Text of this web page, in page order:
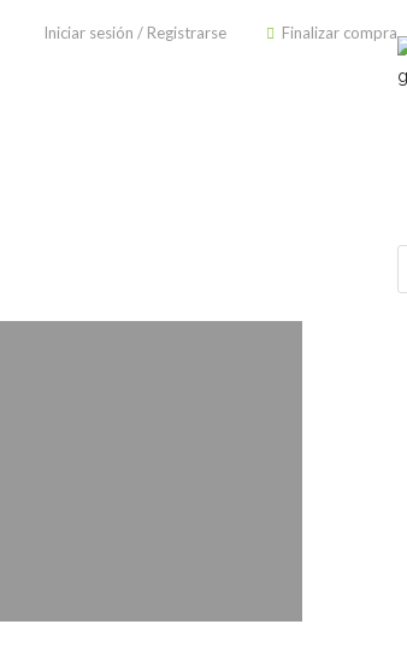
Iniciar sesión / Registrarse Finalizar compra